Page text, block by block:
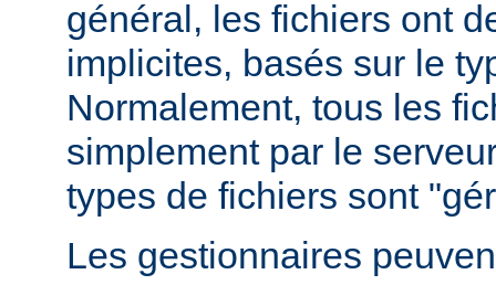
général, les fichiers ont
implicites, basés sur le
Normalement, tous les
simplement par le
types de fichiers sont
Les gestionnaires